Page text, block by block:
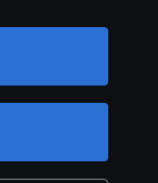
du vill
av hur vi